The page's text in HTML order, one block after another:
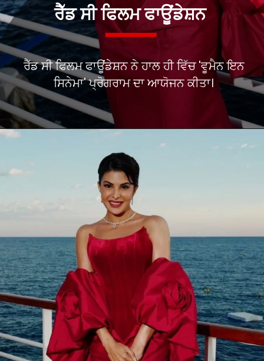
ਰੈੱਡ ਸੀ ਫਿਲਮ ਫਾਊਂਡੇਸ਼ਨ ਨੇ ਹਾਲ ਹੀ ਵਿੱਚ 'ਵੂਮੈਨ ਇਨ
ਰੈੱਡ ਸੀ ਫਿਲਮ ਫਾਊਂਡੇਸ਼ਨ